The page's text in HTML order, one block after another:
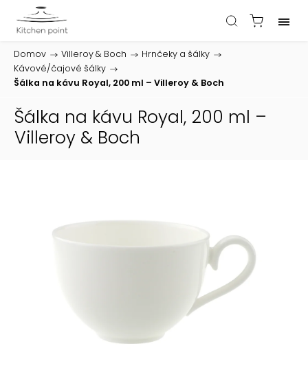
Domov / Villeroy & Boch / Hrnčeky a šálky /
Kávové/čajové šálky /
Šálka na kávu Royal, 200 ml – Villeroy & Boch
Šálka na kávu Royal, 200 ml –
Villeroy & Boch